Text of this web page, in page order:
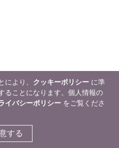
により、 クッキーポリシー に準
ることになります。個人情報の
イバシーポリシー をご覧くださ
する